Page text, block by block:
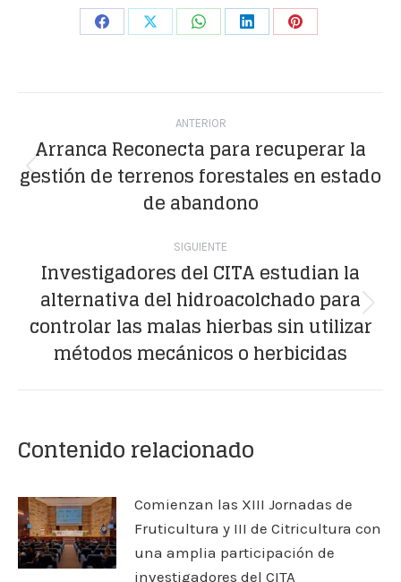
Share
Share
Share
Share
Share
Navegación
entre
publicaciones
ANTERIOR
Publicación
anterior:
Arranca Reconecta para recuperar la
gestión de terrenos forestales en estado
de abandono
SIGUIENTE
siguiente:
Investigadores del CITA estudian la
alternativa del hidroacolchado para
controlar las malas hierbas sin utilizar
métodos mecánicos o herbicidas
Contenido relacionado
Comienzan las XIII Jornadas de
Fruticultura y III de Citricultura con
una amplia participación de
investigadores del CITA